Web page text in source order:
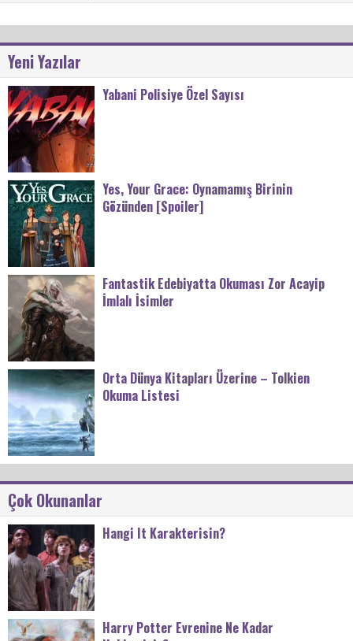
Yeni Yazılar
Yabani Polisiye Özel Sayısı
Yes, Your Grace: Oynamamış Birinin
Gözünden [Spoiler]
Fantastik Edebiyatta Okuması Zor Acayip
İmlalı İsimler
Orta Dünya Kitapları Üzerine – Tolkien
Okuma Listesi
Çok Okunanlar
Hangi It Karakterisin?
Harry Potter Evrenine Ne Kadar